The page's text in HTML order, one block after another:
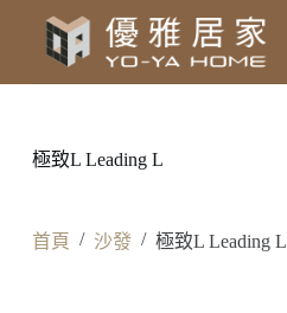
主
容
極致L Leading L
首頁 / 沙發 / 極致L Leading L